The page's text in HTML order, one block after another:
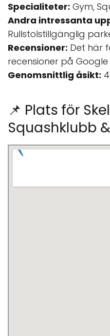
Specialiteter: Gym,
Andra intressanta
Rullstolstillgänglig
Recensioner: Det här
recensioner på Google
Genomsnittlig åsikt:
📌 Plats för
Squashklubb